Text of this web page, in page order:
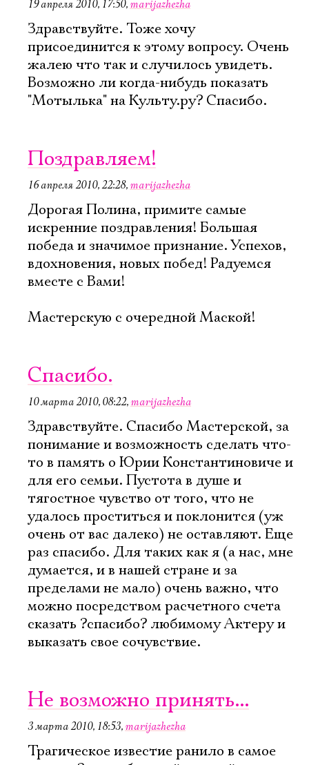
19 апреля 2010, 17:50,marijazhezha
Здравствуйте. Тоже хочу
присоединится к этому вопросу. Очень
жалею что так и случилось увидеть.
Возможно ли когда-нибудь показать
"Мотылька" на Культу.ру? Спасибо.
Поздравляем!
16 апреля 2010, 22:28,marijazhezha
Дорогая Полина, примите самые
искренние поздравления! Большая
победа и значимое признание. Успехов,
вдохновения, новых побед! Радуемся
вместе с Вами!
Мастерскую с очередной Маской!
Спасибо.
10 марта 2010, 08:22,marijazhezha
Здравствуйте. Спасибо Мастерской, за
понимание и возможность сделать что-
то в память о Юрии Константиновиче и
для его семьи. Пустота в душе и
тягостное чувство от того, что не
удалось проститься и поклонится (уж
очень от вас далеко) не оставляют. Еще
раз спасибо. Для таких как я (а нас, мне
думается, и в нашей стране и за
пределами не мало) очень важно, что
можно посредством расчетного счета
сказать ?спасибо? любимому Актеру и
выказать свое сочувствие.
Не возможно принять...
3 марта 2010, 18:53,marijazhezha
Трагическое известие ранило в самое